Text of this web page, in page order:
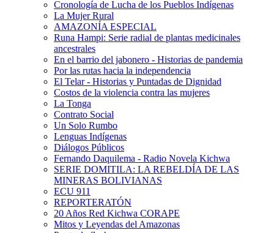
Cronología de Lucha de los Pueblos Indígenas
La Mujer Rural
AMAZONÍA ESPECIAL
Runa Hampi: Serie radial de plantas medicinales
ancestrales
En el barrio del jabonero - Historias de pandemia
Por las rutas hacia la independencia
El Telar - Historias y Puntadas de Dignidad
Costos de la violencia contra las mujeres
La Tonga
Contrato Social
Un Solo Rumbo
Lenguas Indígenas
Diálogos Públicos
Fernando Daquilema - Radio Novela Kichwa
SERIE DOMITILA: LA REBELDÍA DE LAS
MINERAS BOLIVIANAS
ECU 911
REPORTERATÓN
20 Años Red Kichwa CORAPE
Mitos y Leyendas del Amazonas